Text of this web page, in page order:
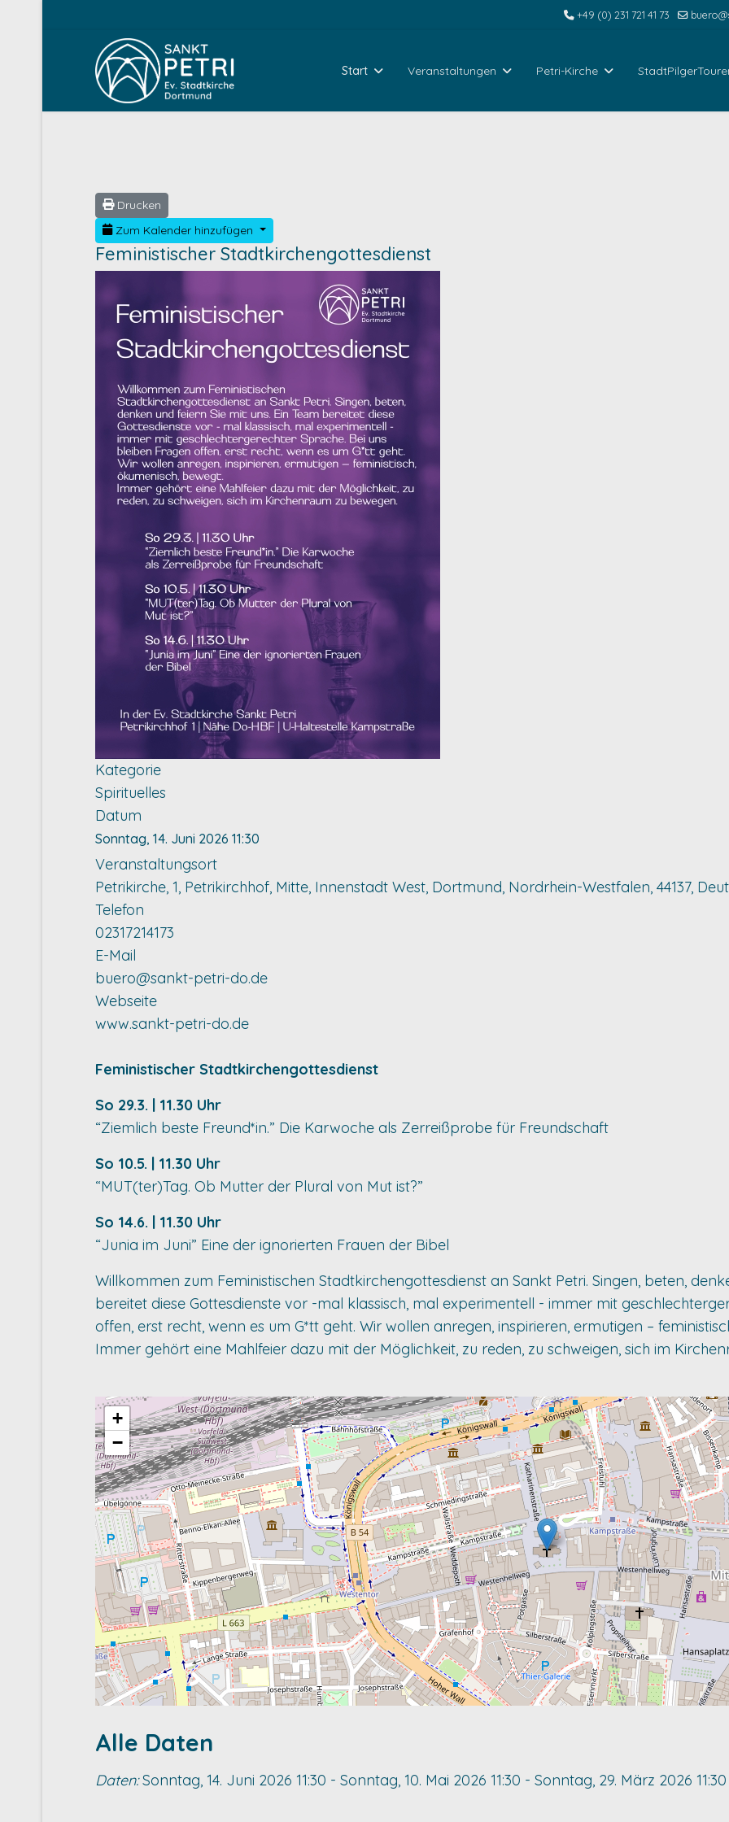
+49 (0) 231 721 41 73
Start Veranstaltungen Petri-Kirche
Drucken
Zum Kalender hinzufügen
Feministischer Stadtkirchengottesdienst
Kategorie
Spirituelles
Datum
Sonntag, 14. Juni 2026 11:30
Veranstaltungsort
Petrikirche, 1, Petrikirchhof, Mitte, Innenstadt West, Dortmund, Nordrhein-Westfalen, 44137,
Telefon
02317214173
E-Mail
buero@sankt-petri-do.de
Webseite
www.sankt-petri-do.de
Feministischer Stadtkirchengottesdienst
So 29.3. | 11.30 Uhr
“Ziemlich beste Freund*in.” Die Karwoche als Zerreißprobe für Freundschaft
So 10.5. | 11.30 Uhr
“MUT(ter)Tag. Ob Mutter der Plural von Mut ist?”
So 14.6. | 11.30 Uhr
“Junia im Juni” Eine der ignorierten Frauen der Bibel
Willkommen zum Feministischen Stadtkirchengottesdienst an Sankt Petri. Singen, beten,
bereitet diese Gottesdienste vor -mal klassisch, mal experimentell - immer mit
offen, erst recht, wenn es um G*tt geht. Wir wollen anregen, inspirieren, ermutigen –
Immer gehört eine Mahlfeier dazu mit der Möglichkeit, zu reden, zu schweigen, sich im
+
−
Alle Daten
Daten:Sonntag, 14. Juni 2026 11:30 - Sonntag, 10. Mai 2026 11:30 - Sonntag, 29. März 2026 11:30